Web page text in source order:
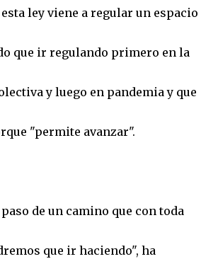
ley viene a regular un espacio
que ir regulando primero en la
y luego en pandemia y que
"permite avanzar".
de un camino que con toda
que ir haciendo", ha